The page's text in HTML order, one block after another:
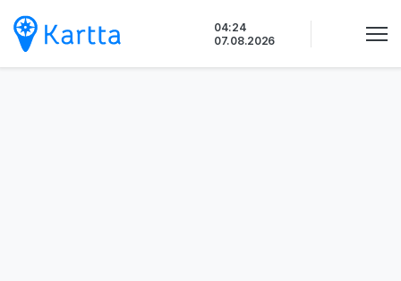
sisältöön
04:24
07.08.2026